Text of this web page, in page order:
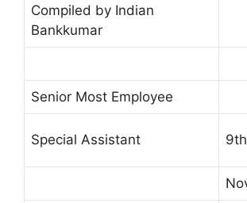
Compiled by Indian
Bankkumar
Senior Most Employee
Special Assistant